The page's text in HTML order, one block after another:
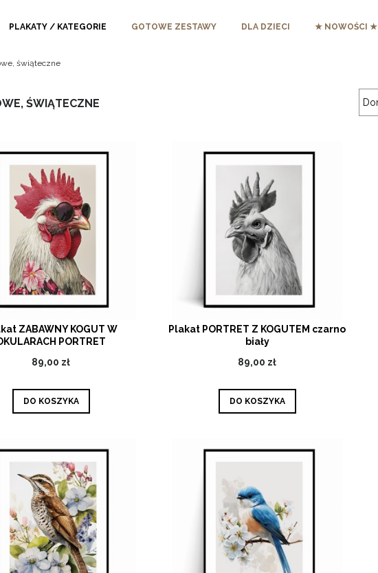
PLAKATY / KATEGORIE GOTOWE ZESTAWY DLA DZIECI ★ NOWOŚCI ★
świąteczne
ŚWIĄTECZNE
ZABAWNY KOGUT W
PORTRET
89,00 zł
DO KOSZYKA
Plakat PORTRET Z KOGUTEM czarno
biały
89,00 zł
DO KOSZYKA